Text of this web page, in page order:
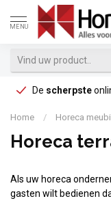
MENU
De scherpste
Home / Horeca
Horeca
Als uw horeca
gasten wilt bedienen